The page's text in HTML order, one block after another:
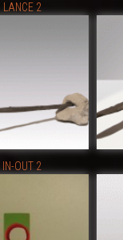
LANCE 2
IN-OUT 2